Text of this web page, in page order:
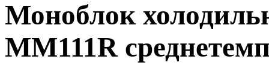
Моноблок
MM111R